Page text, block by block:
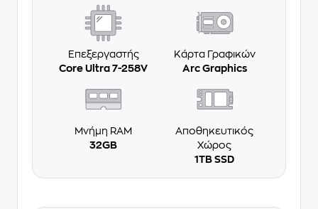
Επεξεργαστής
Core Ultra 7-258V
Κάρτα Γραφικών
Arc Graphics
Μνήμη RAM
32GB
Αποθηκευτικός
Χώρος
1TB SSD